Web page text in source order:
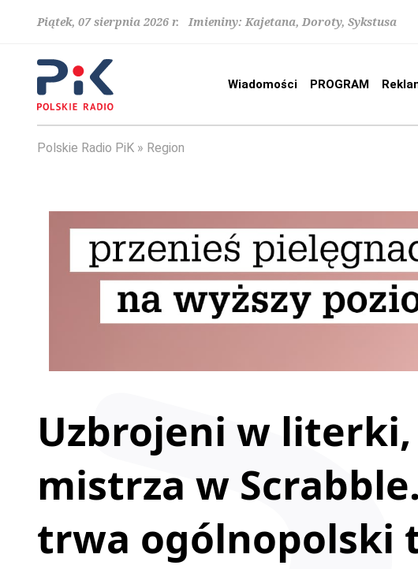
Piątek, 07 sierpnia 2026 r. Imieniny: Kajetana, Doroty, Sykstusa
Wiadomości PROGRAM
Polskie Radio PiK Region
Uzbrojeni w literki,
mistrza w
trwa ogólnopolski